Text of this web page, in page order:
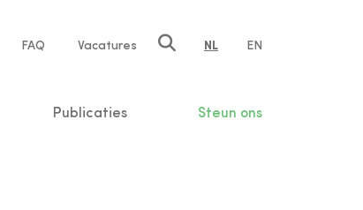
FAQ Vacatures NL EN
Publicaties Steun ons